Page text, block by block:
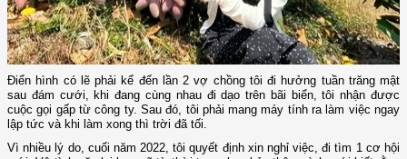
Điển hình có lẽ phải kể đến lần 2 vợ chồng tôi đi hưởng tuần trăng mật
sau đám cưới, khi đang cùng nhau đi dạo trên bãi biển, tôi nhận được
cuộc gọi gấp từ công ty. Sau đó, tôi phải mang máy tính ra làm việc ngay
lập tức và khi làm xong thì trời đã tối.
Vì nhiều lý do, cuối năm 2022, tôi quyết định xin nghỉ việc, đi tìm 1 cơ hội